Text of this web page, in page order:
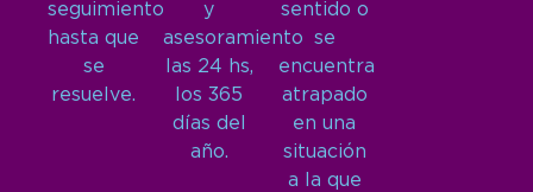
seguimiento
hasta que
se
resuelve.
y
asesoramiento
las 24 hs,
los 365
días del
año.
sentido o
se
encuentra
atrapado
en una
situación
a la que